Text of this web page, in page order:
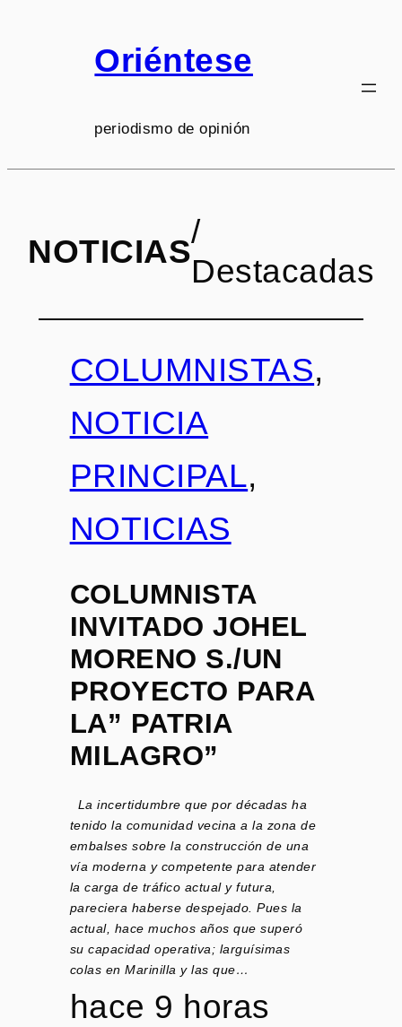
Oriéntese
periodismo de opinión
NOTICIAS
/
Destacadas
COLUMNISTAS
NOTICIA
PRINCIPAL
NOTICIAS
COLUMNISTA
INVITADO JOHEL
MORENO S./UN
PROYECTO PARA
LA” PATRIA
MILAGRO”
La incertidumbre que por décadas ha
tenido la comunidad vecina a la zona de
embalses sobre la construcción de una
vía moderna y competente para atender
la carga de tráfico actual y futura,
pareciera haberse despejado. Pues la
actual, hace muchos años que superó
su capacidad operativa; larguísimas
colas en Marinilla y las que…
hace 9 horas